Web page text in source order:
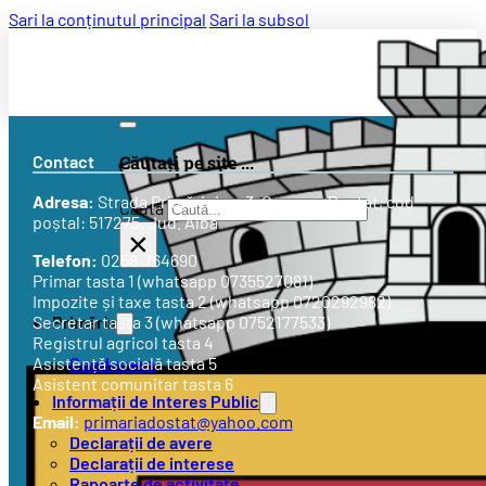
Sari la conținutul principal Sari la subsol
Căutați pe site ...
Caută
×
Primăria
Conducere
Informații de Interes Public
Declarații de avere
Declarații de interese
Contact
Adresa: StradaPrimăriei nr. 3, Comuna Doștat, cod
poștal: 517275, Jud. Alba
Telefon: 0258-764690
Primar tasta 1 (whatsapp 0735527081)
Impozite și taxe tasta 2 (whatsapp 0720292982)
Secretar tasta 3 (whatsapp 0752177533)
Registrul agricol tasta 4
Asistență socială tasta 5
Asistent comunitar tasta 6
Email: primariadostat@yahoo.com